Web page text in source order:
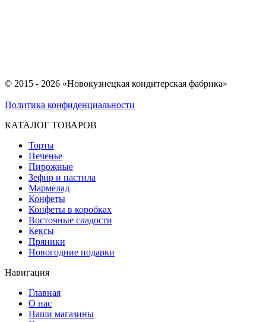
© 2015 - 2026 «Новокузнецкая кондитерская фабрика»
Политика конфиденциальности
КАТАЛОГ ТОВАРОВ
Торты
Печенье
Пирожные
Зефир и пастила
Мармелад
Конфеты
Конфеты в коробках
Восточные сладости
Кексы
Пряники
Новогодние подарки
Навигация
Главная
О нас
Наши магазины